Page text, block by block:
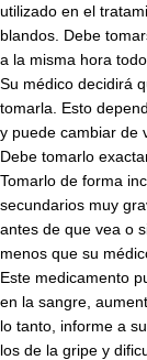
utilizado en el
blandos. Debe
a la misma hora
Su médico decidirá
tomarla. Esto
y puede cambiar de
Debe tomarlo
Tomarlo de forma
secundarios muy
antes de que vea o
menos que su
Este medicamento
en la sangre,
lo tanto, informe a
los de la gripe y